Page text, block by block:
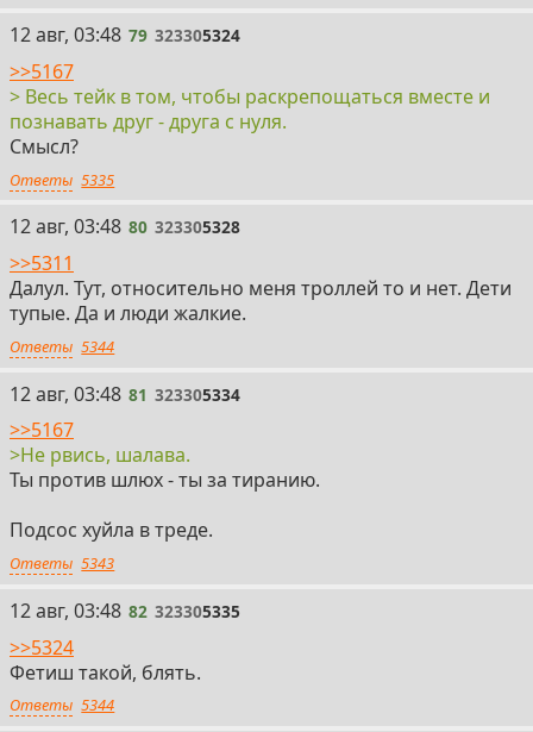
79
12 авг, 03:48 79 323305324
>>5167
> Весь тейк в том, чтобы раскрепощаться вместе и
познавать друг - друга с нуля.
Смысл?
Ответы 5335
80
12 авг, 03:48 80 323305328
>>5311
Далул. Тут, относительно меня троллей то и нет. Дети
тупые. Да и люди жалкие.
Ответы 5344
81
12 авг, 03:48 81 323305334
>>5167
>Не рвись, шалава.
Ты против шлюх - ты за тиранию.
Подсос хуйла в треде.
Ответы 5343
82
12 авг, 03:48 82 323305335
>>5324
Фетиш такой, блять.
Ответы 5344